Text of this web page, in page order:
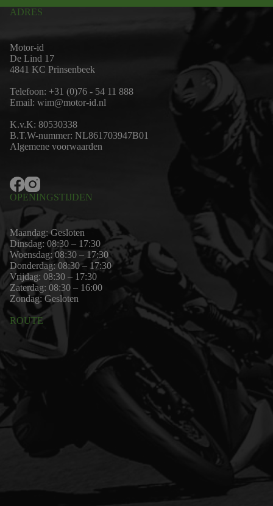
ADRES
Motor-id
De Lind 17
4841 KC Prinsenbeek
Telefoon: +31 (0)76 - 54 11 888
Email: wim@motor-id.nl
K.v.K: 80530338
B.T.W-nummer: NL861703947B01
Algemene voorwaarden
OPENINGSTIJDEN
Maandag: Gesloten
Dinsdag: 08:30 – 17:30
Woensdag: 08:30 – 17:30
Donderdag: 08:30 – 17:30
Vrijdag: 08:30 – 17:30
Zaterdag: 08:30 – 16:00
Zondag: Gesloten
ROUTE